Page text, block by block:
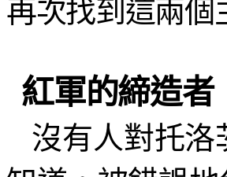
再次找到這兩個
紅軍的締造者
沒有人對托洛